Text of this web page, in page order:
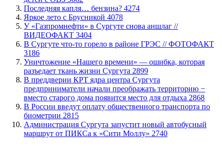
​Последняя капля… бензина? 4274
Яркое лето с Брусникой 4078
У «Газпромнефти» в Сургуте снова аншлаг //
ВИДЕОФАКТ 3404
​В Сургуте что-то горело в районе ГРЭС // ФОТОФАКТ
3186
​Уничтожение «Нашего времени» — ошибка, которая
разъедает ткань жизни Сургута 2899
​В преддверии КРТ ядра центра Сургута
предприниматели начали преображать территорию −
вместо старого дома появится место для отдыха 2868
В России введут оплату общественного транспорта по
биометрии 2815
​Администрация Сургута запустит новый автобусный
маршрут от ПИКСа к «Сити Моллу» 2740